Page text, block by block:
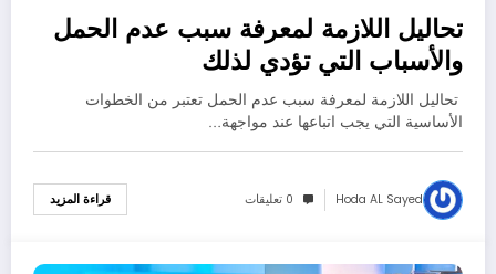
تحاليل اللازمة لمعرفة سبب عدم الحمل
والأسباب التي تؤدي لذلك
تحاليل اللازمة لمعرفة سبب عدم الحمل تعتبر من الخطوات
الأساسية التي يجب اتباعها عند مواجهة…
Hoda AL Sayed 0 تعليقات قراءة المزيد